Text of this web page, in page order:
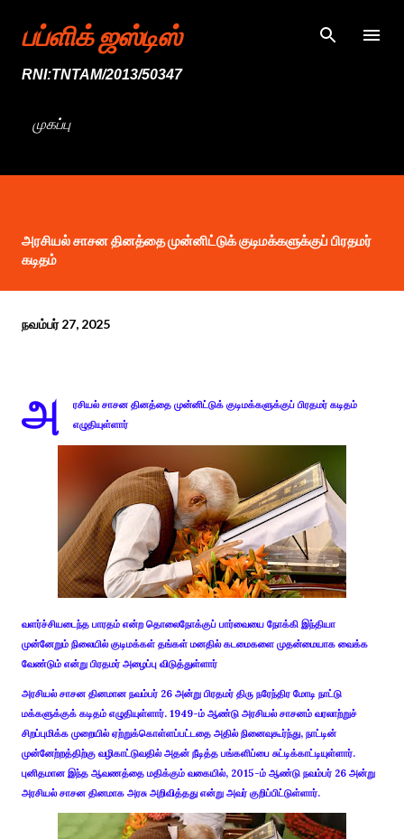
முதன்மை உள்ளடக்கத்திற்குச் செல்
பப்ளிக் ஜஸ்டிஸ்
RNI:TNTAM/2013/50347
முகப்பு
அரசியல் சாசன தினத்தை முன்னிட்டுக் குடிமக்களுக்குப் பிரதமர்
கடிதம்
நவம்பர் 27, 2025
அ
ரசியல் சாசன தினத்தை முன்னிட்டுக் குடிமக்களுக்குப் பிரதமர் கடிதம்
எழுதியுள்ளார்
வளர்ச்சியடைந்த பாரதம் என்ற தொலைநோக்குப் பார்வையை நோக்கி இந்தியா
முன்னேறும் நிலையில் குடிமக்கள் தங்கள் மனதில் கடமைகளை முதன்மையாக வைக்க
வேண்டும் என்று பிரதமர் அழைப்பு விடுத்துள்ளார்
அரசியல் சாசன தினமான நவம்பர் 26 அன்று பிரதமர் திரு நரேந்திர மோடி நாட்டு
மக்களுக்குக் கடிதம் எழுதியுள்ளார். 1949-ம் ஆண்டு அரசியல் சாசனம் வரலாற்றுச்
சிறப்புமிக்க முறையில் ஏற்றுக்கொள்ளப்பட்டதை அதில் நினைவுகூர்ந்து, நாட்டின்
முன்னேற்றத்திற்கு வழிகாட்டுவதில் அதன் நீடித்த பங்களிப்பை சுட்டிக்காட்டியுள்ளார்.
புனிதமான இந்த ஆவணத்தை மதிக்கும் வகையில், 2015-ம் ஆண்டு நவம்பர் 26 அன்று
அரசியல் சாசன தினமாக அரசு அறிவித்தது என்று அவர் குறிப்பிட்டுள்ளார்.